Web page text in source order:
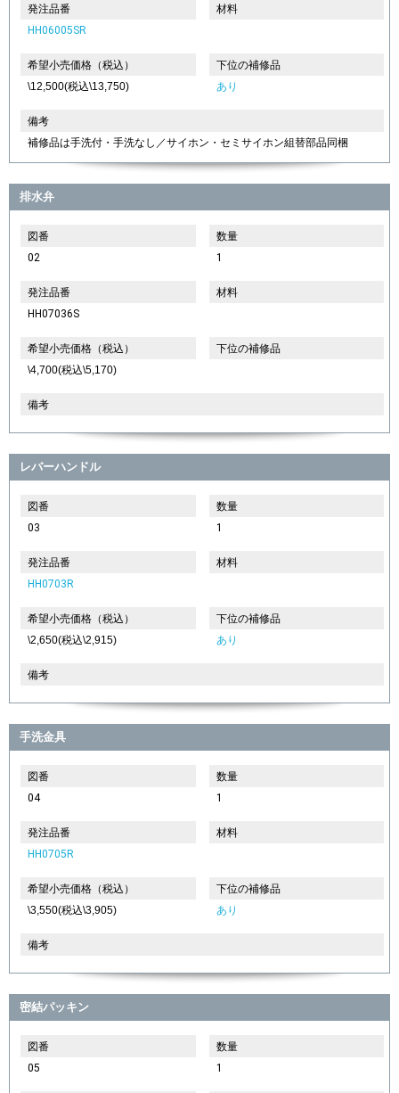
発注品番
HH06005SR
材料
希望小売価格（税込）
\12,500(税込\13,750)
下位の補修品
あり
備考
補修品は手洗付・手洗なし／サイホン・セミサイホン組替部品同梱
排水弁
図番
02
数量
1
発注品番
HH07036S
材料
希望小売価格（税込）
\4,700(税込\5,170)
下位の補修品
備考
レバーハンドル
図番
03
数量
1
発注品番
HH0703R
材料
希望小売価格（税込）
\2,650(税込\2,915)
下位の補修品
あり
備考
手洗金具
図番
04
数量
1
発注品番
HH0705R
材料
希望小売価格（税込）
\3,550(税込\3,905)
下位の補修品
あり
備考
密結パッキン
図番
05
数量
1